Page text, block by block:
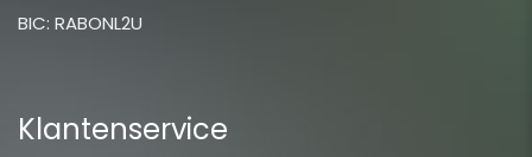
BIC: RABONL2U
Klantenservice